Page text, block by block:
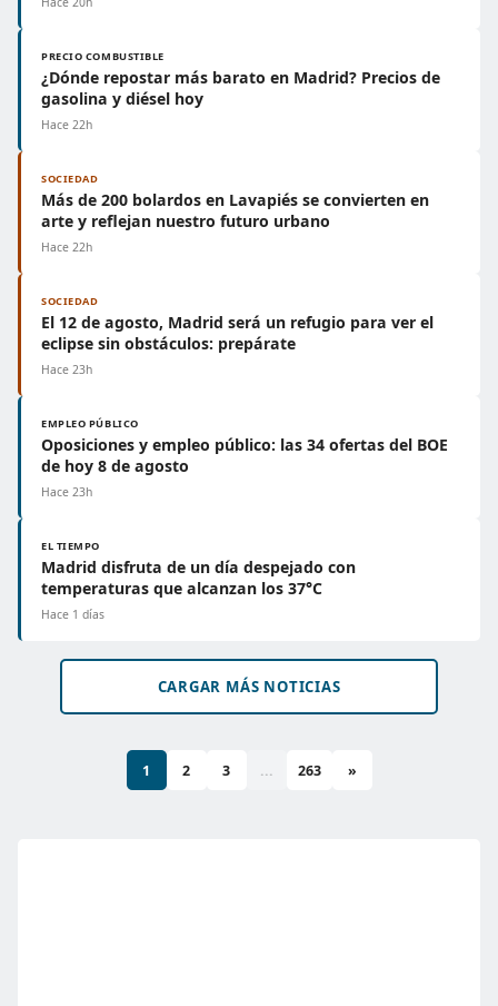
PRECIO COMBUSTIBLE
¿Dónde repostar más barato en Madrid? Precios de
gasolina y diésel hoy
Hace 22h
SOCIEDAD
Más de 200 bolardos en Lavapiés se convierten en
arte y reflejan nuestro futuro urbano
Hace 22h
SOCIEDAD
El 12 de agosto, Madrid será un refugio para ver el
eclipse sin obstáculos: prepárate
Hace 23h
EMPLEO PÚBLICO
Oposiciones y empleo público: las 34 ofertas del BOE
de hoy 8 de agosto
Hace 23h
EL TIEMPO
Madrid disfruta de un día despejado con
temperaturas que alcanzan los 37°C
Hace 1 días
CARGAR MÁS NOTICIAS
1 2 3 ... 263 »